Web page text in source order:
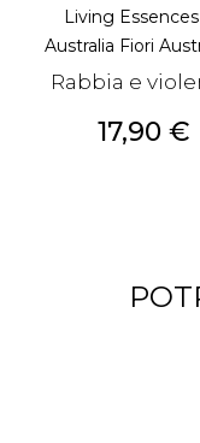
Living
Australia Fiori
Rabbia e
Prezzo
17,90 €